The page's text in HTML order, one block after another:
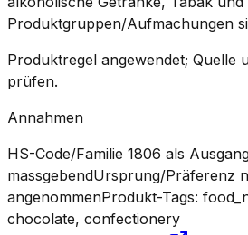
Produktgruppen/Aufmachungen
Produktregel angewendet; Quelle
prüfen.
Annahmen
HS-Code/Familie 1806 als
massgebendUrsprung/Präferenz
angenommenProdukt-Tags:
chocolate, confectionery